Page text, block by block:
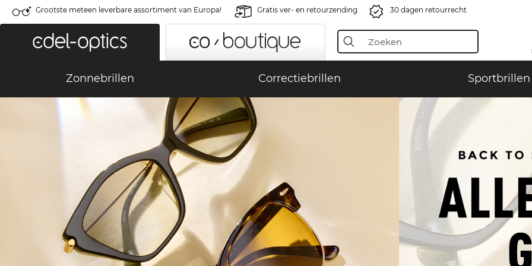
Grootste meteen leverbare assortiment van Europa! Gratis ver- en retourzending 30 dagen retourrecht
Zonnebrillen Correctiebrillen Sportbrillen